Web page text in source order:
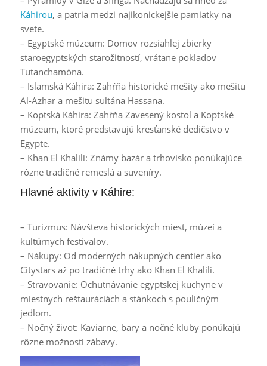
Káhirou, a patria medzi najikonickejšie pamiatky na
svete.
– Egyptské múzeum: Domov rozsiahlej zbierky
staroegyptských starožitností, vrátane pokladov
Tutanchamóna.
– Islamská Káhira: Zahŕňa historické mešity ako mešitu
Al-Azhar a mešitu sultána Hassana.
– Koptská Káhira: Zahŕňa Zavesený kostol a Koptské
múzeum, ktoré predstavujú kresťanské dedičstvo v
Egypte.
– Khan El Khalili: Známy bazár a trhovisko ponúkajúce
rôzne tradičné remeslá a suveníry.
Hlavné aktivity v Káhire:
– Turizmus: Návšteva historických miest, múzeí a
kultúrnych festivalov.
– Nákupy: Od moderných nákupných centier ako
Citystars až po tradičné trhy ako Khan El Khalili.
– Stravovanie: Ochutnávanie egyptskej kuchyne v
miestnych reštauráciách a stánkoch s pouličným
jedlom.
– Nočný život: Kaviarne, bary a nočné kluby ponúkajú
rôzne možnosti zábavy.